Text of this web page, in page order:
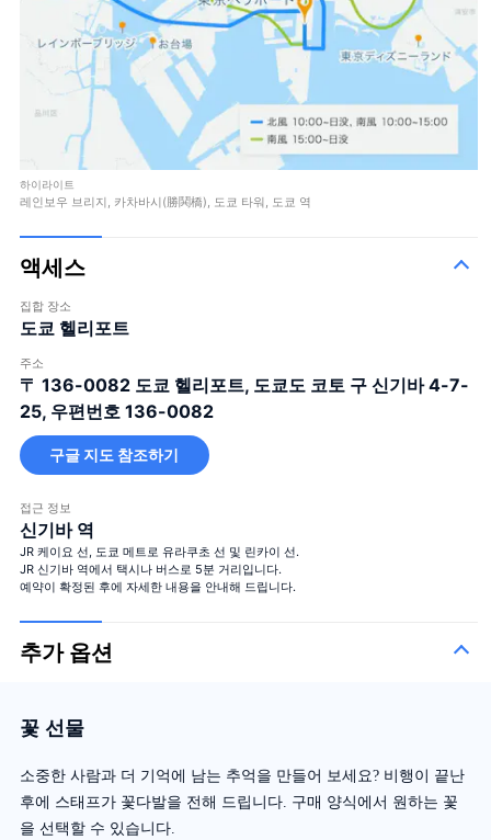
하이라이트
레인보우 브리지, 카차바시(勝鬨橋), 도쿄 타워, 도쿄 역
액세스
집합 장소
도쿄 헬리포트
주소
〒 136-0082 도쿄 헬리포트, 도쿄도 코토 구 신기바 4-7-
25, 우편번호 136-0082
구글 지도 참조하기
접근 정보
신기바 역
JR 케이요 선, 도쿄 메트로 유라쿠초 선 및 린카이 선.
JR 신기바 역에서 택시나 버스로 5분 거리입니다.
예약이 확정된 후에 자세한 내용을 안내해 드립니다.
추가 옵션
꽃 선물
소중한 사람과 더 기억에 남는 추억을 만들어 보세요? 비행이 끝난
후에 스태프가 꽃다발을 전해 드립니다. 구매 양식에서 원하는 꽃
을 선택할 수 있습니다.